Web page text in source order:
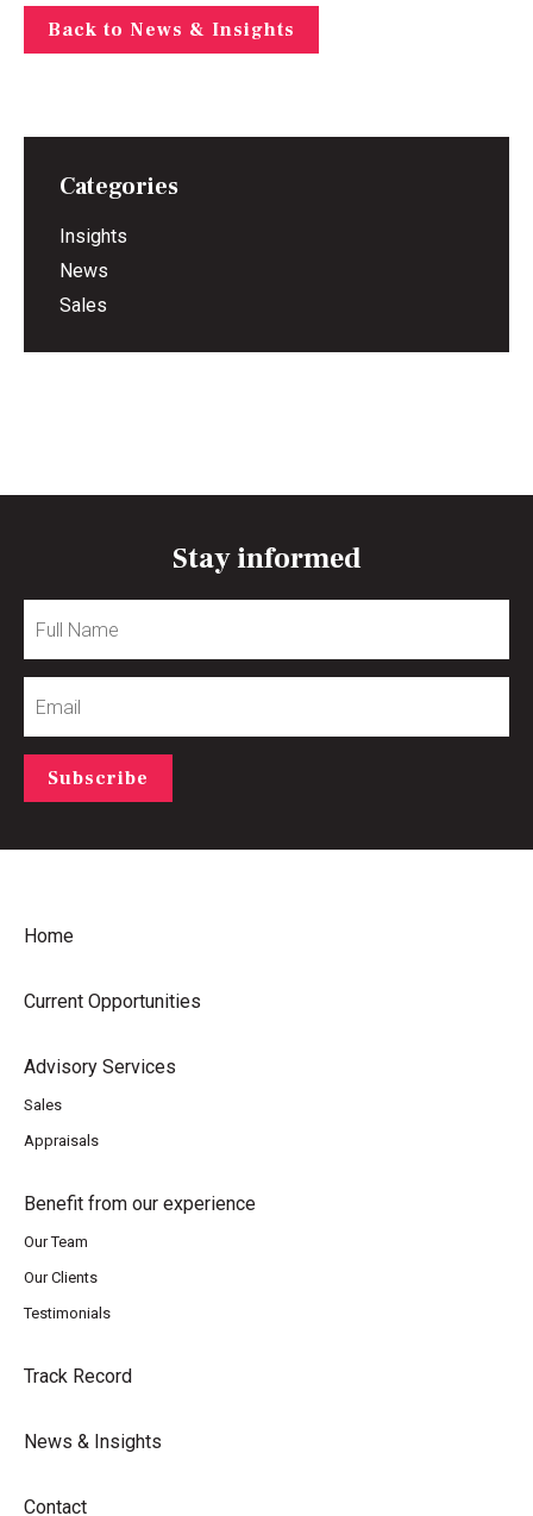
Back to News & Insights
Categories
Insights
News
Sales
Stay informed
Name
Subscribe
Home
Current Opportunities
Advisory Services
Sales
Appraisals
Benefit from our experience
Our Team
Our Clients
Testimonials
Track Record
News & Insights
Contact